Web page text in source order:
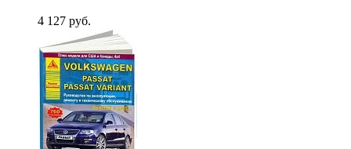
4 127 руб.